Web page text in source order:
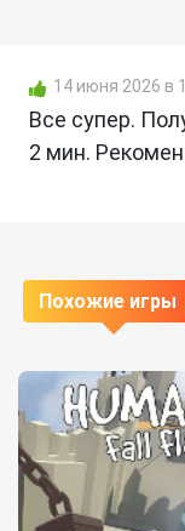
14 июня 2026 в
Все супер.
2 мин.
Похожие игры